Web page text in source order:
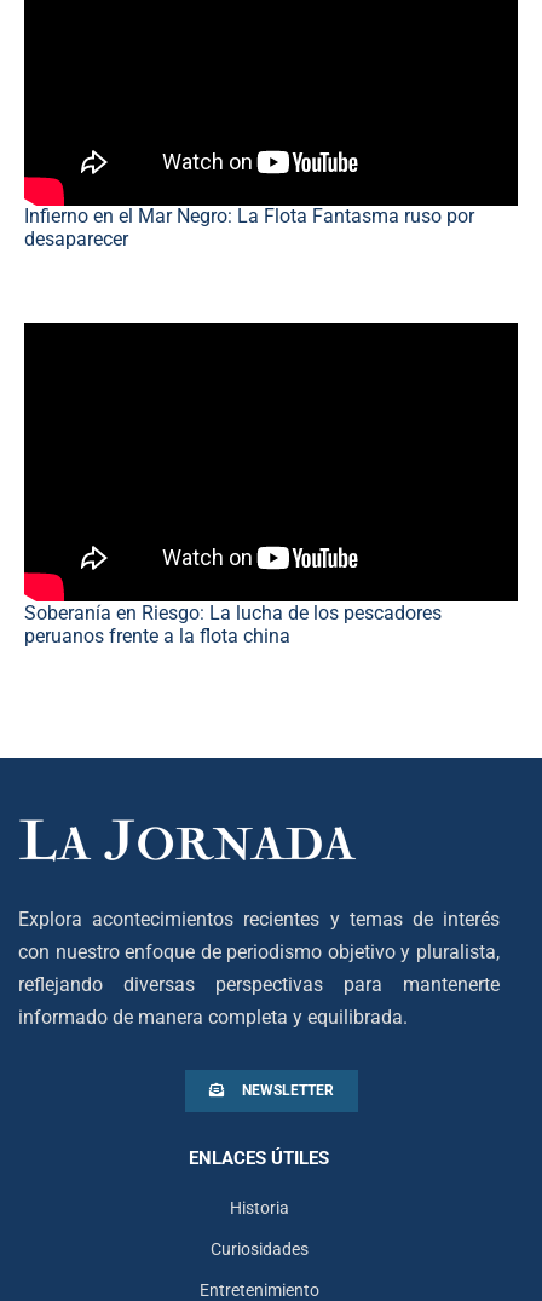
Infierno en el Mar Negro: La Flota Fantasma ruso por
desaparecer
Soberanía en Riesgo: La lucha de los pescadores
peruanos frente a la flota china
Explora acontecimientos recientes y temas de interés
con nuestro enfoque de periodismo objetivo y pluralista,
reflejando diversas perspectivas para mantenerte
informado de manera completa y equilibrada.
NEWSLETTER
ENLACES ÚTILES
Historia
Curiosidades
Entretenimiento